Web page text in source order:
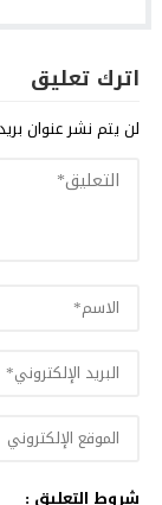
اترك تعليق
لن يتم نشر عنوان
شروط التعليق :